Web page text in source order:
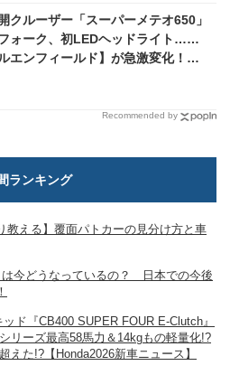
クルーザー「スーパーメテオ650」
ォーク、初LEDヘッドライト……
ルエンフィールド】が急激変化！
ターサイクルショー2023］
Recommended by
ランキング
教える】覆面パトカーの見分け方と車
は今どうなっているの？ 日本での今後
ド『CB400 SUPER FOUR E-Clutch』
リーズ最高58馬力＆14kgもの軽量化!?
えた!?【Honda2026新車ニュース】